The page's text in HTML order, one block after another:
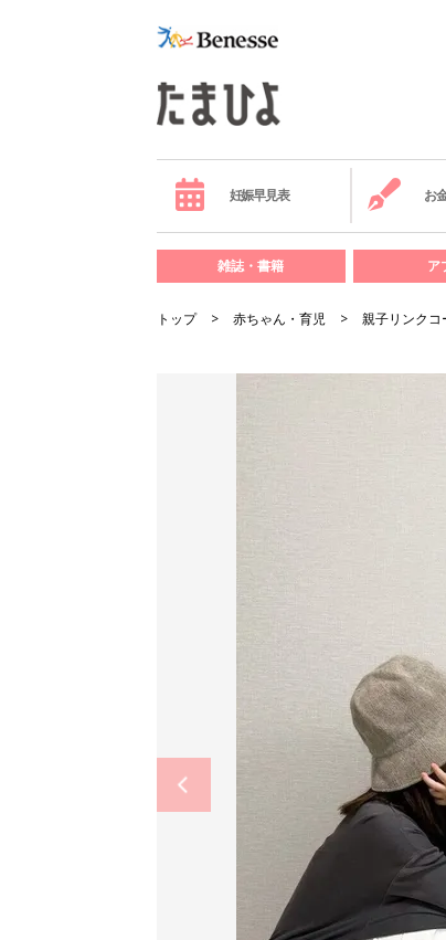
妊娠早見表 お
雑誌・書籍 ア
トップ 赤ちゃん・育児 親子リンク